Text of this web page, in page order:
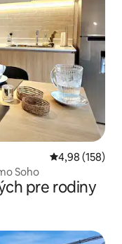
Priemerné
4,98 (158)
Soho
pre rodiny